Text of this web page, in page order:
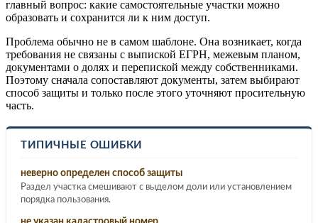
главный вопрос: какие самостоятельные участки можно
образовать и сохранится ли к ним доступ.
Проблема обычно не в самом шаблоне. Она возникает, когда
требования не связаны с выпиской ЕГРН, межевым планом,
документами о долях и перепиской между собственниками.
Поэтому сначала сопоставляют документы, затем выбирают
способ защиты и только после этого уточняют просительную
часть.
ТИПИЧНЫЕ ОШИБКИ
неверно определен способ защиты
Раздел участка смешивают с выделом доли или установлением
порядка пользования.